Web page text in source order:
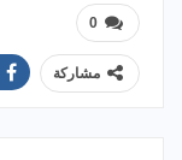
0
مشاركة